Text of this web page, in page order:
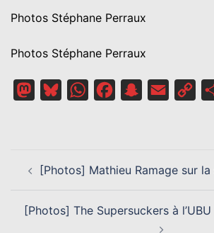
Photos Stéphane Perraux
Photos Stéphane Perraux
MastodonBlueskyWhatsAppFacebookSnapchat
Email
D’ARTICLE
[Photos] Mathieu Ramage sur
[Photos] The Supersuckers à